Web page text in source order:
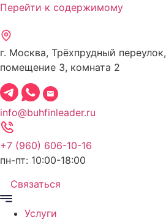
Перейти к содержимому
г. Москва, Трёхпрудный
помещение 3, комната 2
info@buhfinleader.ru
+7 (960) 606-10-16
пн-пт: 10:00-18:00
Связаться
Услуги